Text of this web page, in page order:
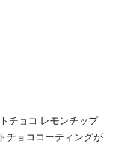
チョコ レモンチップ
チョココーティングが